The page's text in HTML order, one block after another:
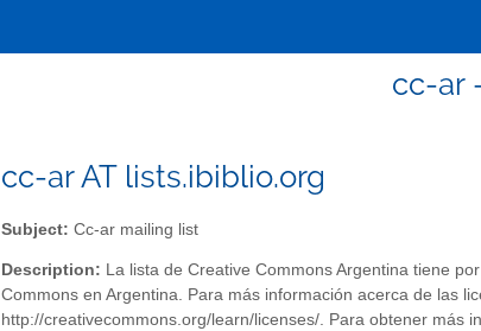
cc-ar
cc-ar AT lists.ibiblio.org
Subject: Cc-ar mailing list
Description: La lista de Creative Commons Argentina tiene
Commons en Argentina. Para más información acerca de las
http://creativecommons.org/learn/licenses/. Para obtener más